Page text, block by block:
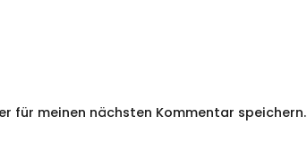
für meinen nächsten Kommentar speichern.